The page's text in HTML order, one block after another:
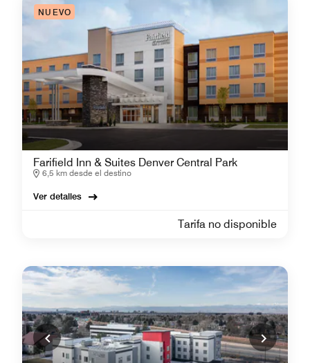
NUEVO
Farifield Inn & Suites Denver Central Park
6,5 km desde el destino
Ver detalles
Tarifa no disponible